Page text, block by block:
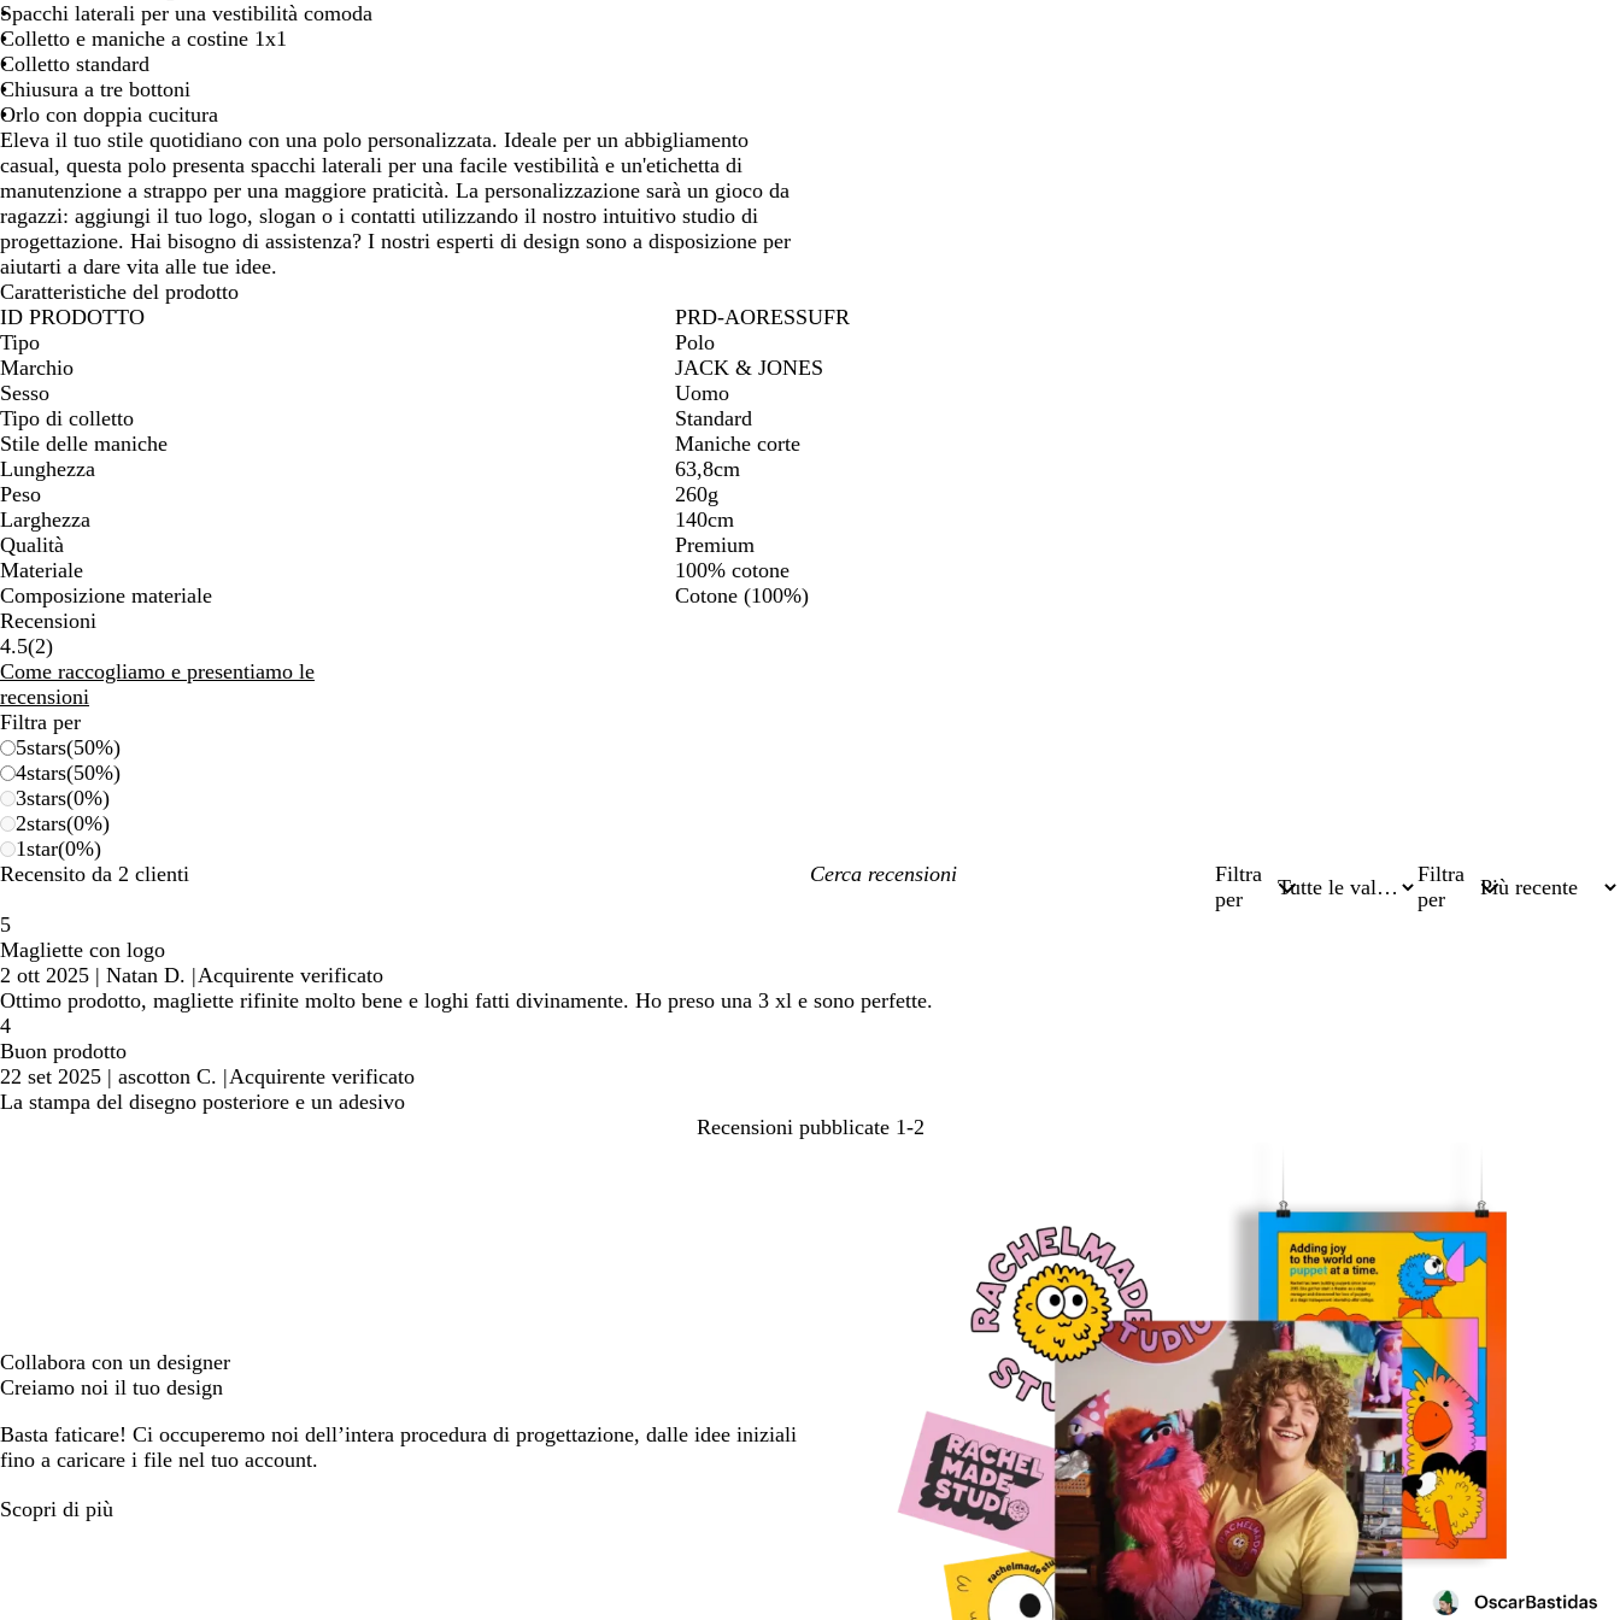
Spacchi laterali per una vestibilità comoda
Colletto e maniche a costine 1x1
Colletto standard
Chiusura a tre bottoni
Orlo con doppia cucitura
Eleva il tuo stile quotidiano con una polo personalizzata. Ideale per un abbigliamento
casual, questa polo presenta spacchi laterali per una facile vestibilità e un'etichetta di
manutenzione a strappo per una maggiore praticità. La personalizzazione sarà un gioco da
ragazzi: aggiungi il tuo logo, slogan o i contatti utilizzando il nostro intuitivo studio di
progettazione. Hai bisogno di assistenza? I nostri esperti di design sono a disposizione per
aiutarti a dare vita alle tue idee.
Caratteristiche del prodotto
ID PRODOTTO
PRD-AORESSUFR
Tipo
Polo
Marchio
JACK & JONES
Sesso
Uomo
Tipo di colletto
Standard
Stile delle maniche
Maniche corte
Lunghezza
63,8cm
Peso
260g
Larghezza
140cm
Qualità
Premium
Materiale
100% cotone
Composizione materiale
Cotone (100%)
Recensioni
4.5(22
recensioni
)
Come raccogliamo e presentiamo le
recensioni
Filtra per
5stars(50%)
4stars(50%)
3stars(0%)
2stars(0%)
1star(0%)
Recensito da 2 clienti
I
Filtra
per
Filtra
per
5
Magliette con logo
2 ott 2025 | Natan D. |Acquirente verificato
Ottimo prodotto, magliette rifinite molto bene e loghi fatti divinamente. Ho preso una 3 xl e sono perfette.
4
Buon prodotto
22 set 2025 | ascotton C. |Acquirente verificato
La stampa del disegno posteriore e un adesivo
Recensioni pubblicate 1-2
Collabora con un designer
Creiamo noi il tuo design
Basta faticare! Ci occuperemo noi dell’intera procedura di progettazione, dalle idee iniziali
fino a caricare i file nel tuo account.
Scopri di più